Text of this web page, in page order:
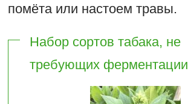
помёта или настоем травы.
Набор сортов табака, не
требующих ферментации